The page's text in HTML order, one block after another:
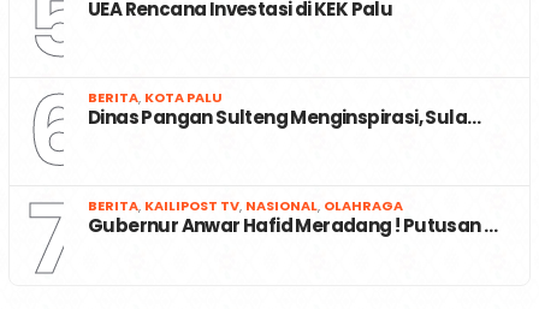
UEA Rencana Investasi di KEK Palu
6 BERITA, KOTA PALU
Dinas Pangan Sulteng Menginspirasi, Sula…
7 BERITA, KAILIPOST TV, NASIONAL, OLAHRAGA
Gubernur Anwar Hafid Meradang ! Putusan …